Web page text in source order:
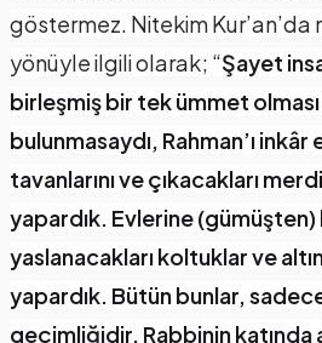
göstermez. Nitekim Kur’an’da
yönüyle ilgili olarak; “Şayet
birleşmiş bir tek ümmet
bulunmasaydı, Rahman’ı
tavanlarını ve çıkacakları
yapardık. Evlerine (gümüşten)
yaslanacakları koltuklar ve
yapardık. Bütün bunlar,
geçimliğidir. Rabbinin katında